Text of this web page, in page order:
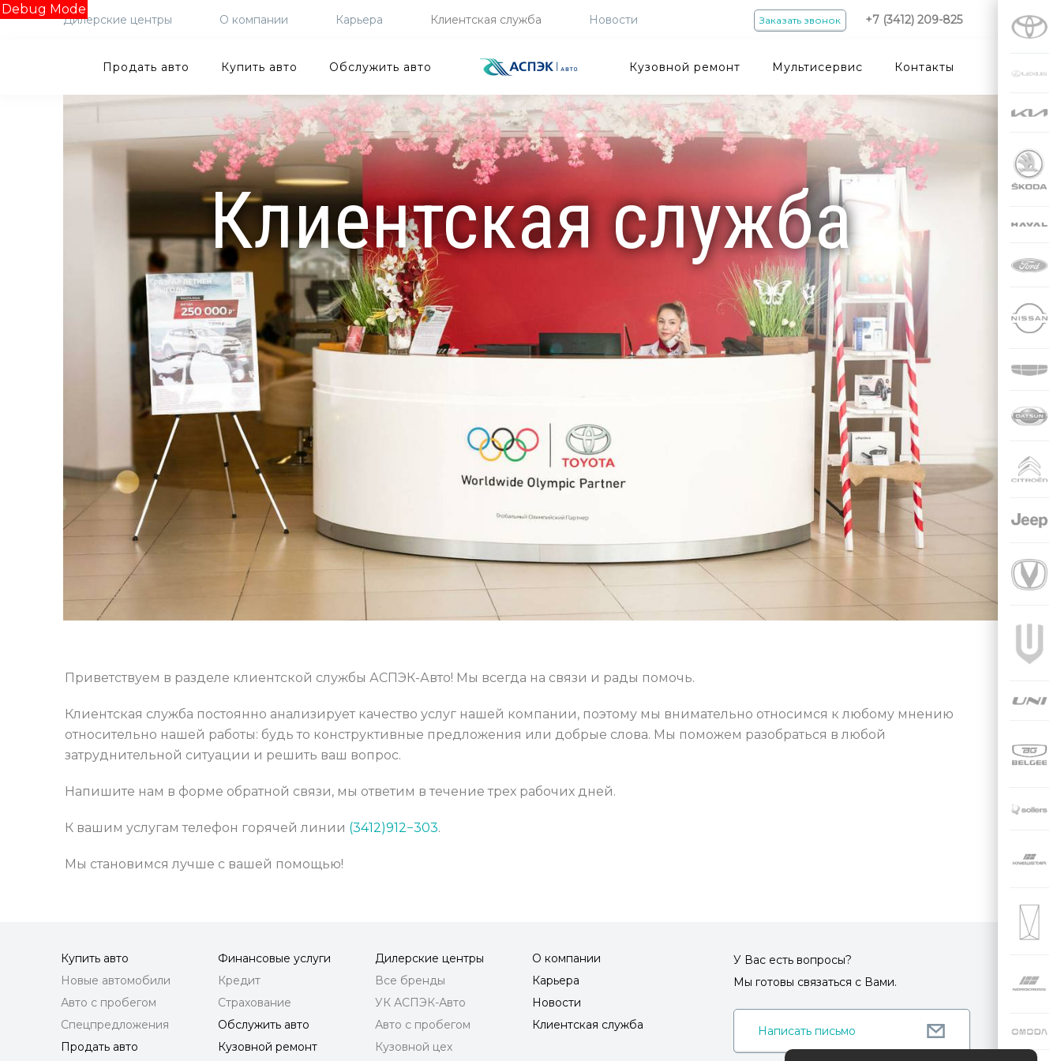
Debug Mode
Заказать звонок +7 (3412) 209-825
Дилерские центры О компании Карьера Клиентская служба Новости
Продать авто Купить авто Обслужить авто Кузовной ремонт Мультисервис Контакты
Клиентская служба
Приветствуем в разделе клиентской службы АСПЭК-Авто! Мы всегда на связи и рады помочь.
Клиентская служба постоянно анализирует качество услуг нашей компании, поэтому мы внимательно относимся к любому мнению
относительно нашей работы: будь то конструктивные предложения или добрые слова. Мы поможем разобраться в любой
затруднительной ситуации и решить ваш вопрос.
Напишите нам в форме обратной связи, мы ответим в течение трех рабочих дней.
К вашим услугам телефон горячей линии (3412)912−303.
Мы становимся лучше с вашей помощью!
Купить авто
Новые автомобили
Авто с пробегом
Спецпредложения
Продать авто
Финансовые услуги
Кредит
Страхование
Обслужить авто
Кузовной ремонт
Дилерские центры
Все бренды
УК АСПЭК-Авто
Авто с пробегом
Кузовной цех
О компании
Карьера
Новости
Клиентская служба
У Вас есть вопросы?
Мы готовы связаться с Вами.
Написать письмо